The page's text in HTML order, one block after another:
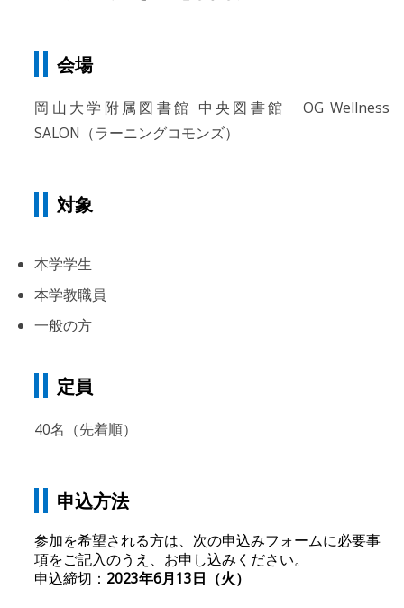
会場
岡山大学附属図書館 中央図書館 OG Wellness
SALON（ラーニングコモンズ）
対象
本学学生
本学教職員
一般の方
定員
40名（先着順）
申込方法
参加を希望される方は、次の申込みフォームに必要事
項をご記入のうえ、お申し込みください。
申込締切： 2023年6月13日（火）